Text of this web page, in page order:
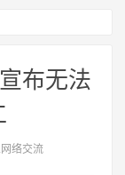
布无法
络交流